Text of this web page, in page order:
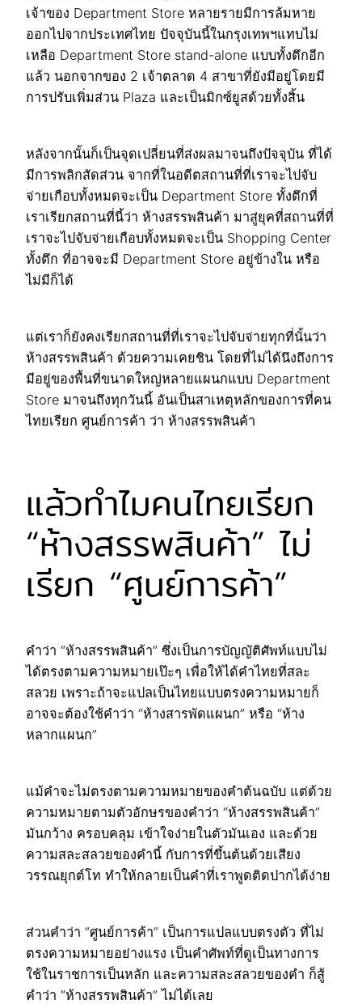
เจ้าของ Department Store หลายรายมีการล้มหาย
ออกไปจากประเทศไทย ปัจจุบันนี้ในกรุงเทพฯแทบไม่
เหลือ Department Store stand-alone แบบทั้งตึกอีก
แล้ว นอกจากของ 2 เจ้าตลาด 4 สาขาที่ยังมีอยู่โดยมี
การปรับเพิ่มส่วน Plaza และเป็นมิกซ์ยูสด้วยทั้งสิ้น
หลังจากนั้นก็เป็นจุดเปลี่ยนที่ส่งผลมาจนถึงปัจจุบัน ที่ได้
มีการพลิกสัดส่วน จากที่ในอดีตสถานที่ที่เราจะไปจับ
จ่ายเกือบทั้งหมดจะเป็น Department Store ทั้งตึกที่
เราเรียกสถานที่นี้ว่า ห้างสรรพสินค้า มาสู่ยุคที่สถานที่ที่
เราจะไปจับจ่ายเกือบทั้งหมดจะเป็น Shopping Center
ทั้งตึก ที่อาจจะมี Department Store อยู่ข้างใน หรือ
ไม่มีก็ได้
แต่เราก็ยังคงเรียกสถานที่ที่เราจะไปจับจ่ายทุกที่นั้นว่า
ห้างสรรพสินค้า ด้วยความเคยชิน โดยที่ไม่ได้นึงถึงการ
มีอยู่ของพื้นที่ขนาดใหญ่หลายแผนกแบบ Department
Store มาจนถึงทุกวันนี้ อันเป็นสาเหตุหลักของการที่คน
ไทยเรียก ศูนย์การค้า ว่า ห้างสรรพสินค้า
แล้วทำไมคนไทยเรียก
“ห้างสรรพสินค้า” ไม่
เรียก “ศูนย์การค้า”
คำว่า “ห้างสรรพสินค้า” ซึ่งเป็นการบัญญัติศัพท์แบบไม่
ได้ตรงตามความหมายเป๊ะๆ เพื่อให้ได้คำไทยที่สละ
สลวย เพราะถ้าจะแปลเป็นไทยแบบตรงความหมายก็
อาจจะต้องใช้คำว่า “ห้างสารพัดแผนก” หรือ “ห้าง
หลากแผนก”
แม้คำจะไม่ตรงตามความหมายของคำต้นฉบับ แต่ด้วย
ความหมายตามตัวอักษรของคำว่า “ห้างสรรพสินค้า”
มันกว้าง ครอบคลุม เข้าใจง่ายในตัวมันเอง และด้วย
ความสละสลวยของคำนี้ กับการที่ขึ้นต้นด้วยเสียง
วรรณยุกต์โท ทำให้กลายเป็นคำที่เราพูดติดปากได้ง่าย
ส่วนคำว่า “ศูนย์การค้า” เป็นการแปลแบบตรงตัว ที่ไม่
ตรงความหมายอย่างแรง เป็นคำศัพท์ที่ดูเป็นทางการ
ใช้ในราชการเป็นหลัก และความสละสลวยของคำ ก็สู้
คำว่า “ห้างสรรพสินค้า” ไม่ได้เลย